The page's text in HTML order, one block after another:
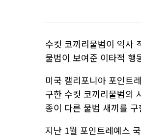
수컷 코끼리물범이 익사
물범이 보여준 이타적 행
미국 캘리포니아 포인트
구한 수컷 코끼리물범의
종이 다른 물범 새끼를
지난 1월 포인트레예스